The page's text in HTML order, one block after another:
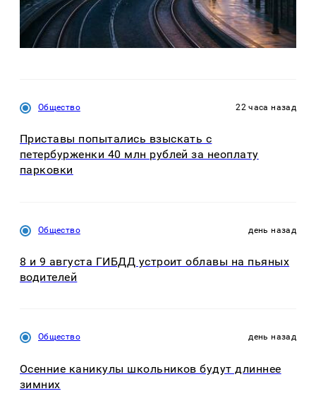
Общество 22 часа назад
Приставы попытались взыскать с
петербурженки 40 млн рублей за неоплату
парковки
Общество день назад
8 и 9 августа ГИБДД устроит облавы на пьяных
водителей
Общество день назад
Осенние каникулы школьников будут длиннее
зимних